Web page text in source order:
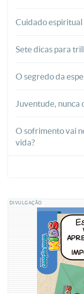
Cuidado espiritual
Sete dicas para
O segredo da
Juventude, nunca
O sofrimento vai
vida?
DIVULGAÇÃO